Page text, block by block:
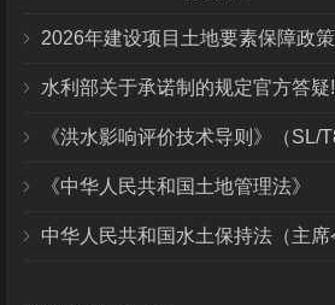
水利部关于承诺制的规定官方答疑!
《中华人民共和国土地管理法》